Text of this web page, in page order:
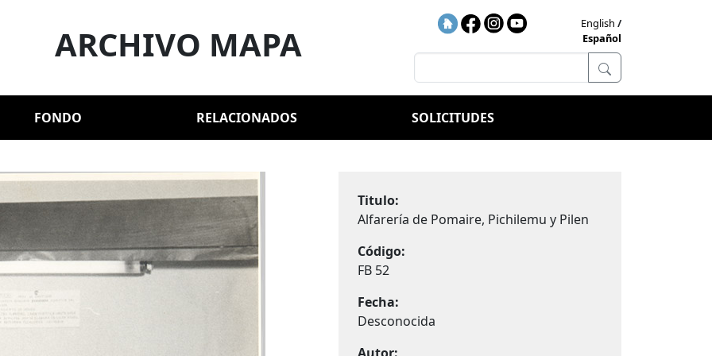
ARCHIVO MAPA
English
Español
FONDO RELACIONADOS SOLICITUDES
Titulo:
Alfarería de Pomaire, Pichilemu y Pilen
Código:
FB 52
Fecha:
Desconocida